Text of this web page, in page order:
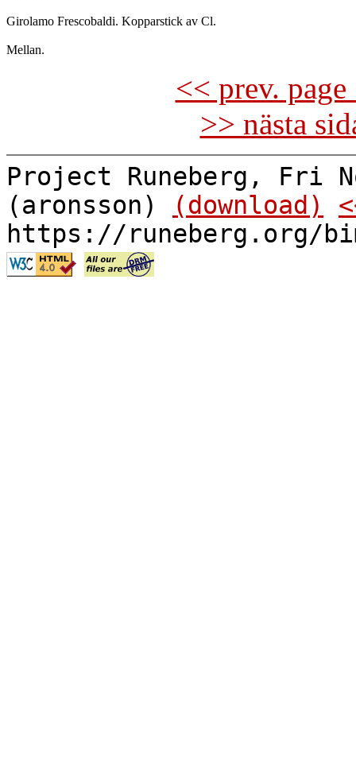
Girolamo Frescobaldi. Kopparstick av Cl.
<< prev.
>> nästa
Project Runeberg, Fri
(aronsson)
(download)
https://runeberg.org/